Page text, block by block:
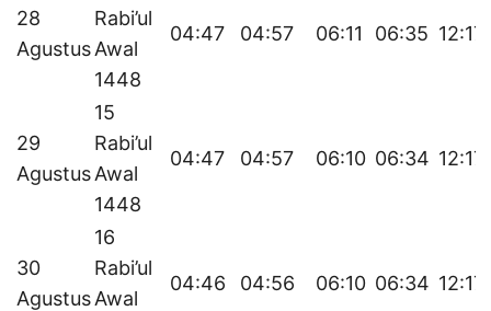
28
Agustus
Rabi’ul
Awal
1448
04:47 04:57 06:11 06:35 12:17
29
Agustus
15
Rabi’ul
Awal
1448
04:47 04:57 06:10 06:34 12:17
30
Agustus
16
Rabi’ul
Awal
04:46 04:56 06:10 06:34 12:17